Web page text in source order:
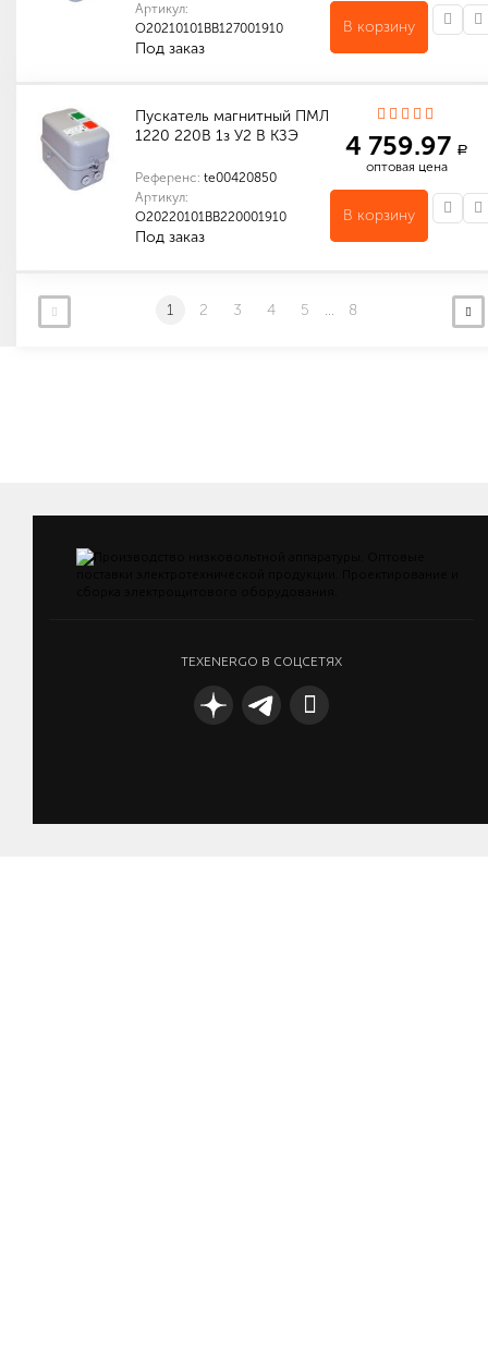
Артикул:
O20210101ВВ127001910
Под заказ
В корзину
Пускатель магнитный ПМЛ
1220 220В 1з У2 В КЗЭ
Референс: te00420850
Артикул:
O20220101ВВ220001910
Под заказ
4 759.97 a
оптовая цена
В корзину
1 2 3 4 5 ... 8
TEXENERGO В СОЦСЕТЯХ